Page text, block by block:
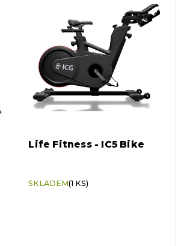
Life Fitness - IC5 Bike
SKLADEM(1 KS)